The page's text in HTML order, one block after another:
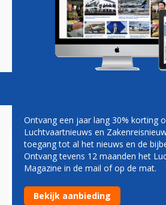
Magazine Podcasts
VLIEGVERKEER
VERSTOORD DOOR
MELDINGEN VAN
Ontvang een jaar lang 30% korting
Luchtvaartnieuws en
toegang tot al het nieuws en de
Ontvang tevens 12 maanden het
Magazine in de mail of op de mat.
Bekijk aanbieding